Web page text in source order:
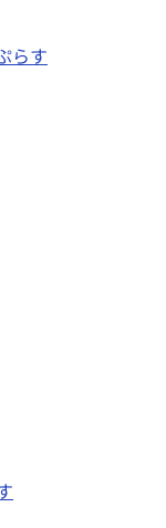
らす